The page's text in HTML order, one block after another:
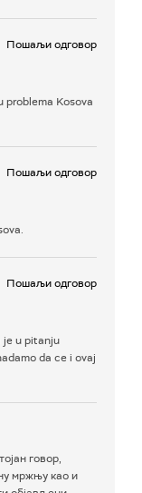
Пошаљи одговор
problema Kosova
Пошаљи одговор
Пошаљи одговор
je u pitanju
da ce i ovaj
говор,
мржњу као и